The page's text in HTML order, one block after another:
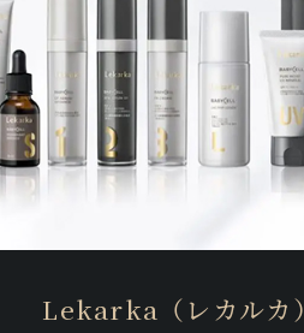
Lekarka（レカルカ）